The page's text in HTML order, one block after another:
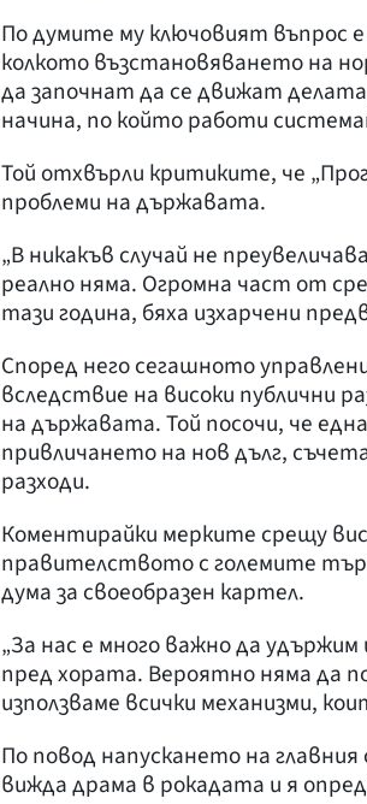
По думите му ключовият въпрос
колкото възстановяването на
да започнат да се движат
начина, по който работи
Той отхвърли критиките, че
проблеми на държавата.
„В никакъв случай не
реално няма. Огромна част от
тази година, бяха изхарчени
Според него сегашното
вследствие на високи публични
на държавата. Той посочи, че
привличането на нов дълг,
разходи.
Коментирайки мерките срещу
правителството с големите
дума за своеобразен картел.
„За нас е много важно да
пред хората. Вероятно няма да
използваме всички механизми,
По повод напускането на
вижда драма в рокадата и я